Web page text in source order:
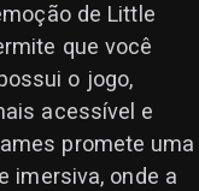
de Little
que você
o jogo,
acessível e
promete uma
imersiva, onde a